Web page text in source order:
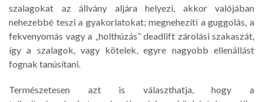
szalagokat az állvány aljára helyezi, akkor valójában
nehezebbé teszi a gyakorlatokat; megnehezíti a guggolás, a
fekvenyomás vagy a „holthúzás” deadlift zárolási szakaszát,
így a szalagok, vagy kötelek, egyre nagyobb ellenállást
fognak tanúsítani.
Természetesen azt is választhatja, hogy a